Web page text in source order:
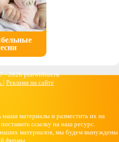
-2026 platwithus.ru
| Реклама на сайте
наши материалы и разместить их на
ссылку на наш ресурс.
наших материалов, мы будем вынуждены
фирмы.